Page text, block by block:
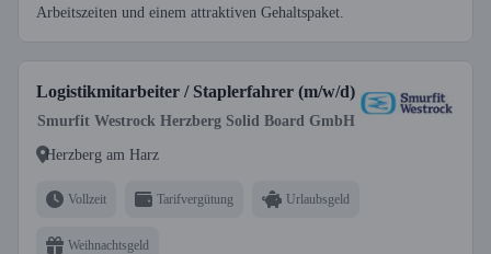
Arbeitszeiten und einem attraktiven Gehaltspaket.
Logistikmitarbeiter / Staplerfahrer (m/w/d)
Smurfit Westrock Herzberg Solid Board GmbH
Herzberg am Harz
Vollzeit Tarifvergütung Urlaubsgeld
Weihnachtsgeld